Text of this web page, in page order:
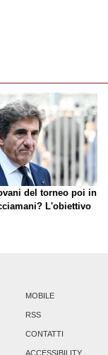
del torneo poi in
L'obiettivo
MOBILE
RSS
CONTATTI